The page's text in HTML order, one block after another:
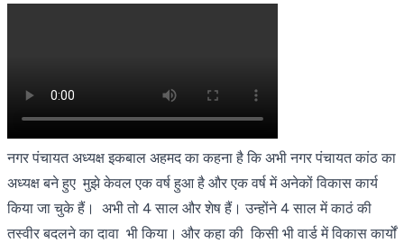
नगर पंचायत अध्यक्ष इकबाल अहमद का कहना है कि अभी नगर पंचायत कांठ का
अध्यक्ष बने हुए मुझे केवल एक वर्ष हुआ है और एक वर्ष में अनेकों विकास कार्य
किया जा चुके हैं। अभी तो 4 साल और शेष हैं। उन्होंने 4 साल में काठं की
तस्वीर बदलने का दावा भी किया। और कहा की किसी भी वार्ड में विकास कार्यों